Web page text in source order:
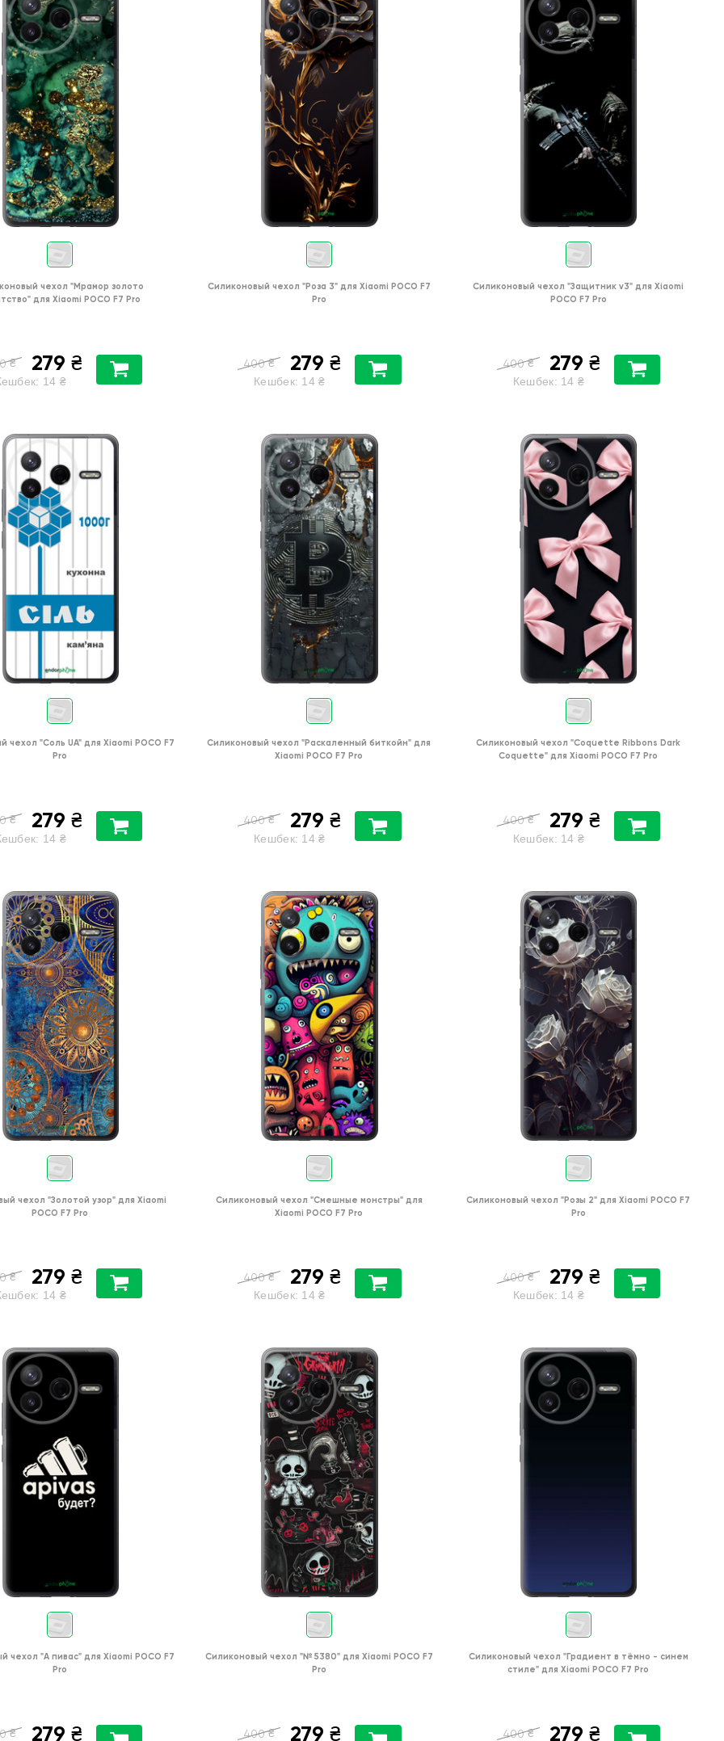
чехол "Мрамор золото
для Xiaomi POCO F7 Pro
₴ 279 ₴
14 ₴
Силиконовый чехол "Роза 3" для Xiaomi POCO F7
Pro
400 ₴ 279 ₴
Кешбек: 14 ₴
Силиконовый чехол "Защитник v3" для Xiaomi
POCO F7 Pro
400 ₴ 279 ₴
Кешбек: 14 ₴
чехол "Соль UA" для Xiaomi POCO F7
Pro
₴ 279 ₴
14 ₴
Силиконовый чехол "Раскаленный биткойн" для
Xiaomi POCO F7 Pro
400 ₴ 279 ₴
Кешбек: 14 ₴
Силиконовый чехол "Coquette Ribbons Dark
Coquette" для Xiaomi POCO F7 Pro
400 ₴ 279 ₴
Кешбек: 14 ₴
чехол "Золотой узор" для Xiaomi
POCO F7 Pro
₴ 279 ₴
14 ₴
Силиконовый чехол "Cмешные монстры" для
Xiaomi POCO F7 Pro
400 ₴ 279 ₴
Кешбек: 14 ₴
Силиконовый чехол "Розы 2" для Xiaomi POCO F7
Pro
400 ₴ 279 ₴
Кешбек: 14 ₴
чехол "А пивас" для Xiaomi POCO F7
Pro
₴ 279 ₴
Силиконовый чехол "№ 5380" для Xiaomi POCO F7
Pro
400 ₴ 279 ₴
Силиконовый чехол "Градиент в тёмно - синем
стиле" для Xiaomi POCO F7 Pro
400 ₴ 279 ₴